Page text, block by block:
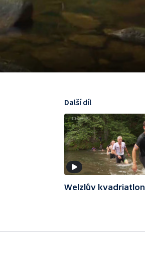
Další díl
Welzlův kvadriatlon